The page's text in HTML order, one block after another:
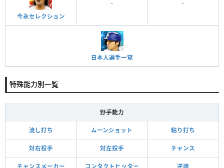
今永セレクション
- -
日本人選手一覧
特殊能力別一覧
野手能力
流し打ち ムーンショット 粘り打ち
対右投手 対左投手 チャンス
チャンスメーカー コンタクトヒッター 逆境